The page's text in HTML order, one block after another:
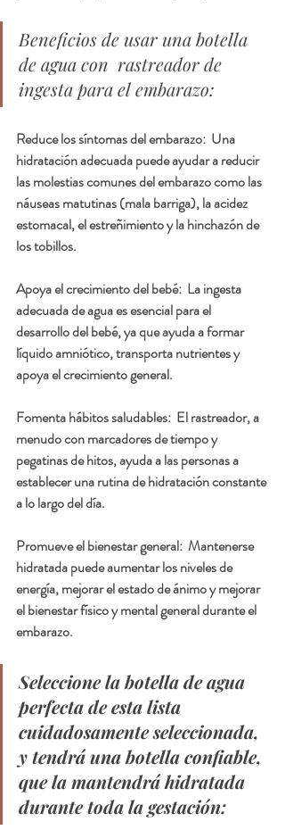
Beneficios de usar una botella
de agua con  rastreador de
ingesta para el embarazo:
Reduce los síntomas del embarazo:  Una
hidratación adecuada puede ayudar a reducir
las molestias comunes del embarazo como las
náuseas matutinas (mala barriga), la acidez
estomacal, el estreñimiento y la hinchazón de
los tobillos.
Apoya el crecimiento del bebé:  La ingesta
adecuada de agua es esencial para el
desarrollo del bebé, ya que ayuda a formar
líquido amniótico, transporta nutrientes y
apoya el crecimiento general.
Fomenta hábitos saludables:  El rastreador, a
menudo con marcadores de tiempo y
pegatinas de hitos, ayuda a las personas a
establecer una rutina de hidratación constante
a lo largo del día.
Promueve el bienestar general:  Mantenerse
hidratada puede aumentar los niveles de
energía, mejorar el estado de ánimo y mejorar
el bienestar físico y mental general durante el
embarazo.
Seleccione la botella de agua
perfecta de esta lista
cuidadosamente seleccionada,
y tendrá una botella confiable,
que la mantendrá hidratada
durante toda la gestación: